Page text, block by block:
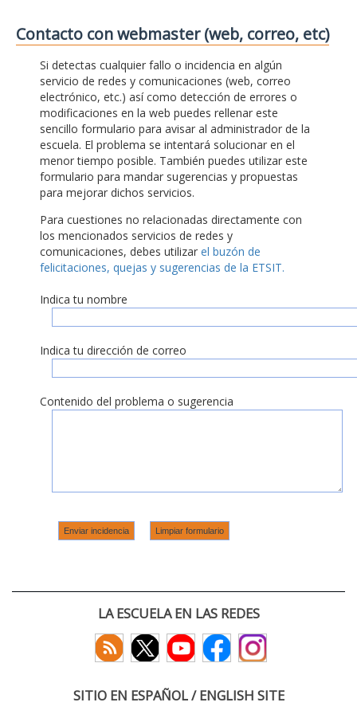
Contacto con webmaster (web, correo, etc)
Si detectas cualquier fallo o incidencia en algún
servicio de redes y comunicaciones (web, correo
electrónico, etc.) así como detección de errores o
modificaciones en la web puedes rellenar este
sencillo formulario para avisar al administrador de la
escuela. El problema se intentará solucionar en el
menor tiempo posible. También puedes utilizar este
formulario para mandar sugerencias y propuestas
para mejorar dichos servicios.
Para cuestiones no relacionadas directamente con
los mencionados servicios de redes y
comunicaciones, debes utilizar el buzón de
felicitaciones, quejas y sugerencias de la ETSIT.
Indica tu nombre
Indica tu dirección de correo
Contenido del problema o sugerencia
LA ESCUELA EN LAS REDES
SITIO EN ESPAÑOL / ENGLISH SITE